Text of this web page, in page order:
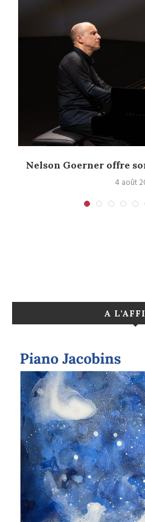
Nelson Goerner offre
4 août
A